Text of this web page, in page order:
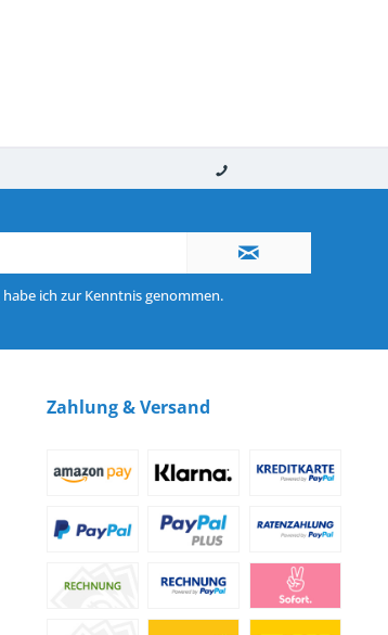
habe ich zur Kenntnis genommen.
Zahlung & Versand